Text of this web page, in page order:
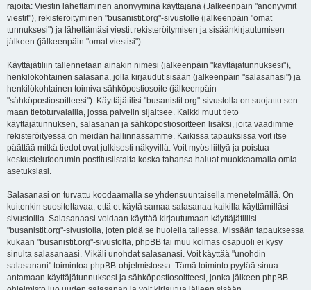
rajoita: Viestin lähettäminen anonyyminä käyttäjänä (Jälkeenpäin "anonyymit
viestit"), rekisteröityminen "busanistit.org"-sivustolle (jälkeenpäin "omat
tunnuksesi") ja lähettämäsi viestit rekisteröitymisen ja sisäänkirjautumisen
jälkeen (jälkeenpäin "omat viestisi").
Käyttäjätiliin tallennetaan ainakin nimesi (jälkeenpäin "käyttäjätunnuksesi"),
henkilökohtainen salasana, jolla kirjaudut sisään (jälkeenpäin "salasanasi") ja
henkilökohtainen toimiva sähköpostiosoite (jälkeenpäin
"sähköpostiosoitteesi"). Käyttäjätilisi "busanistit.org"-sivustolla on suojattu sen
maan tietoturvalailla, jossa palvelin sijaitsee. Kaikki muut tieto
käyttäjätunnuksen, salasanan ja sähköpostiosoitteen lisäksi, joita vaadimme
rekisteröityessä on meidän hallinnassamme. Kaikissa tapauksissa voit itse
päättää mitkä tiedot ovat julkisesti näkyvillä. Voit myös liittyä ja poistua
keskustelufoorumin postituslistalta koska tahansa haluat muokkaamalla omia
asetuksiasi.
Salasanasi on turvattu koodaamalla se yhdensuuntaisella menetelmällä. On
kuitenkin suositeltavaa, että et käytä samaa salasanaa kaikilla käyttämilläsi
sivustoilla. Salasanaasi voidaan käyttää kirjautumaan käyttäjätiliisi
"busanistit.org"-sivustolla, joten pidä se huolella tallessa. Missään tapauksessa
kukaan "busanistit.org"-sivustolta, phpBB tai muu kolmas osapuoli ei kysy
sinulta salasanaasi. Mikäli unohdat salasanasi. Voit käyttää "unohdin
salasanani" toimintoa phpBB-ohjelmistossa. Tämä toiminto pyytää sinua
antamaan käyttäjätunnuksesi ja sähköpostiosoitteesi, jonka jälkeen phpBB-